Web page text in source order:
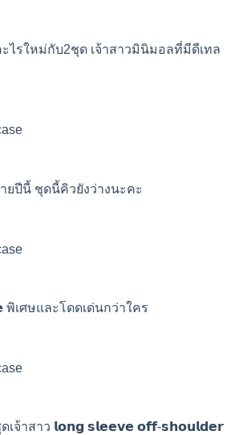
ไรใหม่กับ2ชุด เจ้าสาวมินิมอลที่มีดีเทล
ยปีนี้ ชุดนี้คิวยังว่างนะคะ
พิเศษและโดดเด่นกว่าใคร
จ้าสาว 𝗹𝗼𝗻𝗴 𝘀𝗹𝗲𝗲𝘃𝗲 𝗼𝗳𝗳-𝘀𝗵𝗼𝘂𝗹𝗱𝗲𝗿